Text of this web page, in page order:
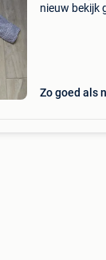
nieuw bekijk
Zo goed als